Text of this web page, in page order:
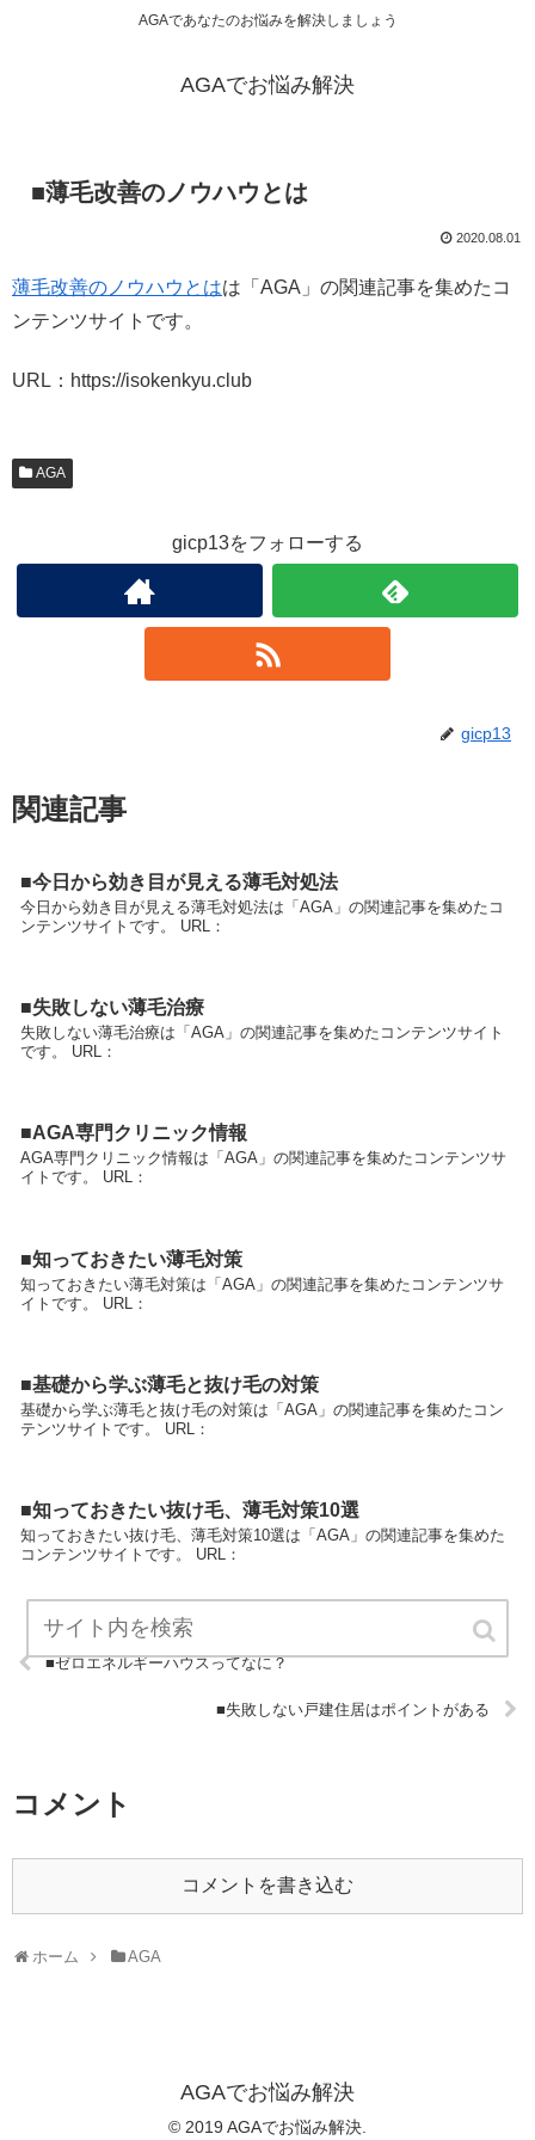
AGAであなたのお悩みを解決しましょう
AGAでお悩み解決
■薄毛改善のノウハウとは
2020.08.01
薄毛改善のノウハウとはは「AGA」の関連記事を集めたコ
ンテンツサイトです。
URL：https://isokenkyu.club
AGA
gicp13をフォローする
gicp13
関連記事
■今日から効き目が見える薄毛対処法
今日から効き目が見える薄毛対処法は「AGA」の関連記事を集めたコ
ンテンツサイトです。 URL：
■失敗しない薄毛治療
失敗しない薄毛治療は「AGA」の関連記事を集めたコンテンツサイト
です。 URL：
■AGA専門クリニック情報
AGA専門クリニック情報は「AGA」の関連記事を集めたコンテンツサ
イトです。 URL：
■知っておきたい薄毛対策
知っておきたい薄毛対策は「AGA」の関連記事を集めたコンテンツサ
イトです。 URL：
■基礎から学ぶ薄毛と抜け毛の対策
基礎から学ぶ薄毛と抜け毛の対策は「AGA」の関連記事を集めたコン
テンツサイトです。 URL：
■知っておきたい抜け毛、薄毛対策10選
知っておきたい抜け毛、薄毛対策10選は「AGA」の関連記事を集めた
コンテンツサイトです。 URL：
■ゼロエネルギーハウスってなに？
■失敗しない戸建住居はポイントがある
コメント
コメントを書き込む
ホーム AGA
AGAでお悩み解決
© 2019 AGAでお悩み解決.